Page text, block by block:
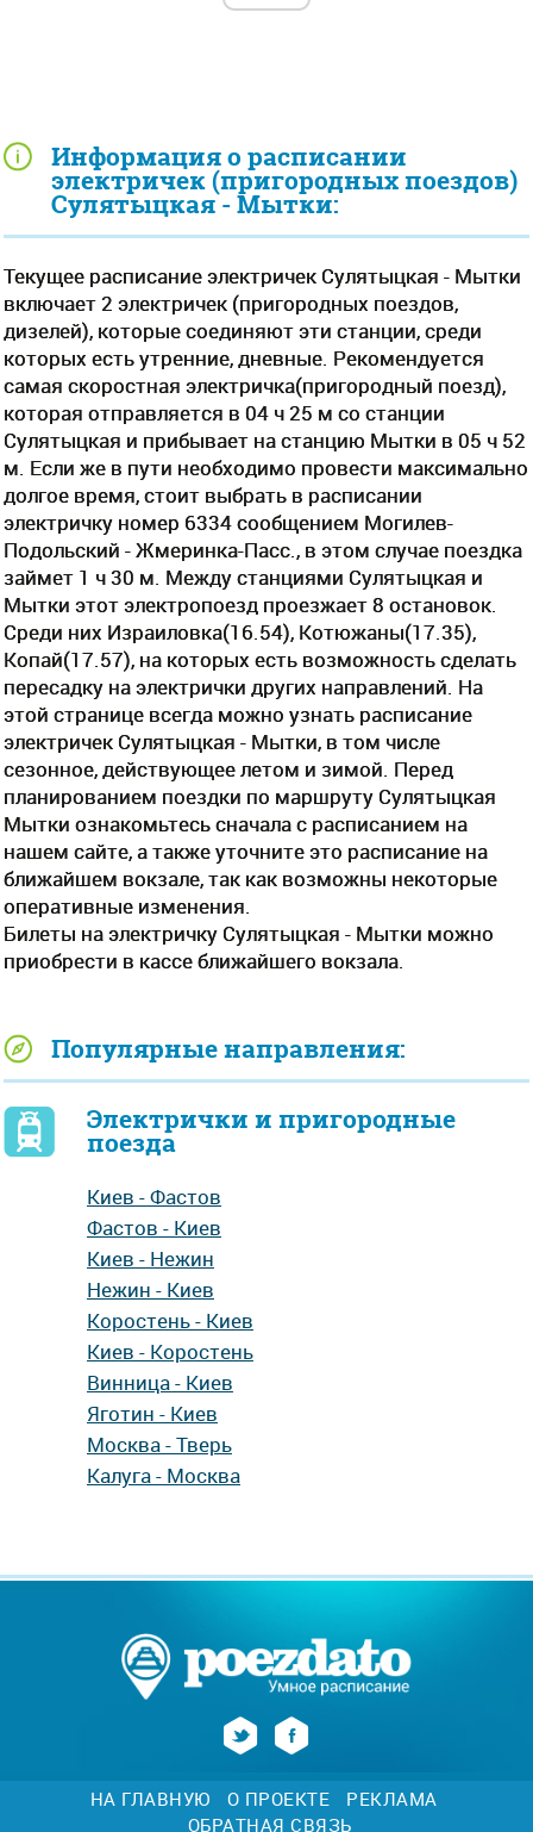
Информация о расписании
электричек (пригородных поездов)
Сулятыцкая - Мытки:
Текущее расписание электричек Сулятыцкая - Мытки
включает 2 электричек (пригородных поездов,
дизелей), которые соединяют эти станции, среди
которых есть утренние, дневные. Рекомендуется
самая скоростная электричка(пригородный поезд),
которая отправляется в 04 ч 25 м со станции
Сулятыцкая и прибывает на станцию Мытки в 05 ч 52
м. Если же в пути необходимо провести максимально
долгое время, стоит выбрать в расписании
электричку номер 6334 сообщением Могилев-
Подольский - Жмеринка-Пасс., в этом случае поездка
займет 1 ч 30 м. Между станциями Сулятыцкая и
Мытки этот электропоезд проезжает 8 остановок.
Среди них Израиловка(16.54), Котюжаны(17.35),
Копай(17.57), на которых есть возможность сделать
пересадку на электрички других направлений. На
этой странице всегда можно узнать расписание
электричек Сулятыцкая - Мытки, в том числе
сезонное, действующее летом и зимой. Перед
планированием поездки по маршруту Сулятыцкая
Мытки ознакомьтесь сначала с расписанием на
нашем сайте, а также уточните это расписание на
ближайшем вокзале, так как возможны некоторые
оперативные изменения.
Билеты на электричку Сулятыцкая - Мытки можно
приобрести в кассе ближайшего вокзала.
Популярные направления:
Электрички и пригородные
поезда
Киев - Фастов
Фастов - Киев
Киев - Нежин
Нежин - Киев
Коростень - Киев
Киев - Коростень
Винница - Киев
Яготин - Киев
Москва - Тверь
Калуга - Москва
НА ГЛАВНУЮ О ПРОЕКТЕ
РЕКЛАМА
ОБРАТНАЯ СВЯЗЬ